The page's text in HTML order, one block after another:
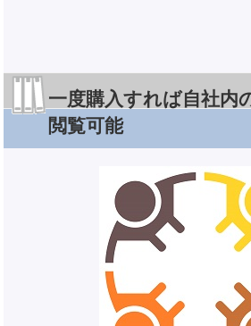
一度購入すれば自社内
閲覧可能